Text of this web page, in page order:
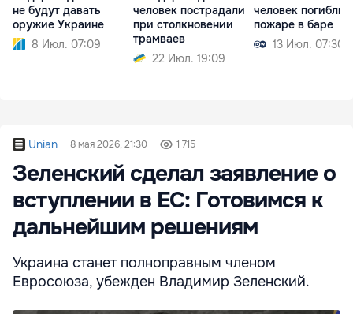
не будут давать
оружие Украине
8 Июл. 07:09
человек пострадали
при столкновении
трамваев
22 Июл. 19:09
человек погибли
пожаре в баре
13 Июл. 07:30
Unian 8 мая 2026, 21:30 1 715
Зеленский сделал заявление о
вступлении в ЕС: Готовимся к
дальнейшим решениям
Украина станет полноправным членом
Евросоюза, убежден Владимир Зеленский.